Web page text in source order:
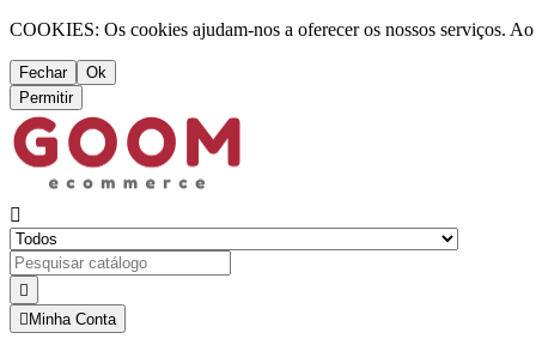
COOKIES: Os cookies ajudam-nos a oferecer os nossos serviços.
Fechar
Ok
Permitir


 Minha Conta